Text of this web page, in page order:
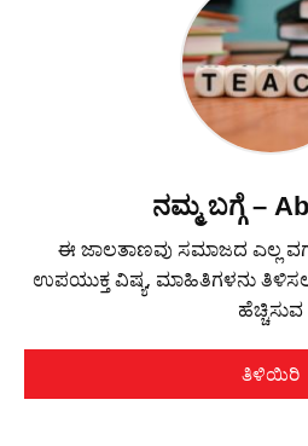
ನಮ್ಮ ಬಗ್ಗೆ –
ಈ ಜಾಲತಾಣವು ಸಮಾಜದ ಎಲ್ಲ
ಉಪಯುಕ್ತ ವಿಷ್ಯ, ಮಾಹಿತಿಗಳನು ತಿಳಿಸಲು
ಹೆಚ್ಚಿಸುವ
ತಿಳಿಯಿರಿ